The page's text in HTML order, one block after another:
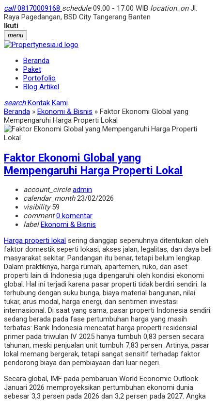
call08170009168 schedule09.00 - 17.00 WIB location_onJl.
Raya Pagedangan, BSD City Tangerang Banten
Ikuti
menu
Beranda
Paket
Portofolio
Blog Artikel
search Kontak Kami
Beranda » Ekonomi & Bisnis » Faktor Ekonomi Global yang
Mempengaruhi Harga Properti Lokal
Faktor Ekonomi Global yang
Mempengaruhi Harga Properti Lokal
account_circle admin
calendar_month23/02/2026
visibility59
comment 0 komentar
label Ekonomi & Bisnis
Harga properti lokal sering dianggap sepenuhnya ditentukan oleh
faktor domestik seperti lokasi, akses jalan, legalitas, dan daya beli
masyarakat sekitar. Pandangan itu benar, tetapi belum lengkap.
Dalam praktiknya, harga rumah, apartemen, ruko, dan aset
properti lain di Indonesia juga dipengaruhi oleh kondisi ekonomi
global. Hal ini terjadi karena pasar properti tidak berdiri sendiri. Ia
terhubung dengan suku bunga, biaya material bangunan, nilai
tukar, arus modal, harga energi, dan sentimen investasi
internasional. Di saat yang sama, pasar properti Indonesia sendiri
sedang berada pada fase pertumbuhan harga yang masih
terbatas: Bank Indonesia mencatat harga properti residensial
primer pada triwulan IV 2025 hanya tumbuh 0,83 persen secara
tahunan, meski penjualan unit tumbuh 7,83 persen. Artinya, pasar
lokal memang bergerak, tetapi sangat sensitif terhadap faktor
pendorong biaya dan pembiayaan dari luar negeri.
Secara global, IMF pada pembaruan World Economic Outlook
Januari 2026 memproyeksikan pertumbuhan ekonomi dunia
sebesar 3,3 persen pada 2026 dan 3,2 persen pada 2027. Angka